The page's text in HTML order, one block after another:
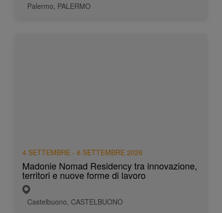
Palermo, PALERMO
4 SETTEMBRE - 6 SETTEMBRE 2026
Madonie Nomad Residency tra innovazione,
territori e nuove forme di lavoro
Castelbuono, CASTELBUONO